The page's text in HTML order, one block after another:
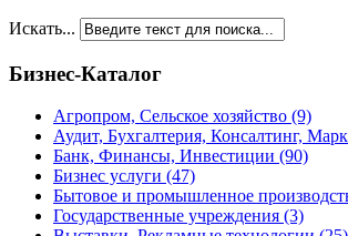
Искать...
Бизнес-Каталог
Агропром, Сельское хозяйство (9)
Аудит, Бухгалтерия, Консалтинг,
Банк, Финансы, Инвестиции (90)
Бизнес услуги (47)
Бытовое и промышленное
Государственные учреждения (3)